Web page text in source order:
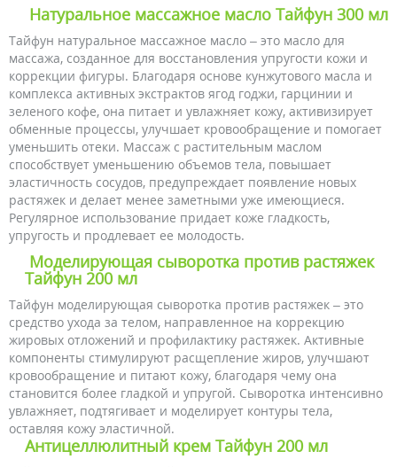
Натуральное массажное масло Тайфун 300 мл
Тайфун натуральное массажное масло – это масло для
массажа, созданное для восстановления упругости кожи и
коррекции фигуры. Благодаря основе кунжутового масла и
комплекса активных экстрактов ягод годжи, гарцинии и
зеленого кофе, она питает и увлажняет кожу, активизирует
обменные процессы, улучшает кровообращение и помогает
уменьшить отеки. Массаж с растительным маслом
способствует уменьшению объемов тела, повышает
эластичность сосудов, предупреждает появление новых
растяжек и делает менее заметными уже имеющиеся.
Регулярное использование придает коже гладкость,
упругость и продлевает ее молодость.
Моделирующая сыворотка против растяжек
Тайфун 200 мл
Тайфун моделирующая сыворотка против растяжек – это
средство ухода за телом, направленное на коррекцию
жировых отложений и профилактику растяжек. Активные
компоненты стимулируют расщепление жиров, улучшают
кровообращение и питают кожу, благодаря чему она
становится более гладкой и упругой. Сыворотка интенсивно
увлажняет, подтягивает и моделирует контуры тела,
оставляя кожу эластичной.
Антицеллюлитный крем Тайфун 200 мл